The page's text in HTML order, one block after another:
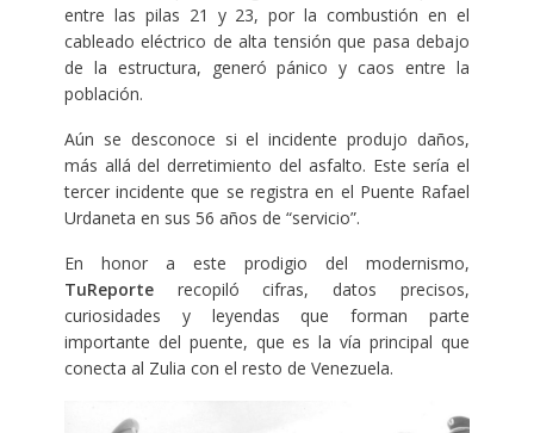
entre las pilas 21 y 23, por la combustión en el
cableado eléctrico de alta tensión que pasa debajo
de la estructura, generó pánico y caos entre la
población.
Aún se desconoce si el incidente produjo daños,
más allá del derretimiento del asfalto. Este sería el
tercer incidente que se registra en el Puente Rafael
Urdaneta en sus 56 años de “servicio”.
En honor a este prodigio del modernismo,
TuReporterecopiló cifras, datos precisos,
curiosidades y leyendas que forman parte
importante del puente, que es la vía principal que
conecta al Zulia con el resto de Venezuela.